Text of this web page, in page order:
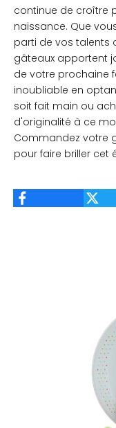
continue de croître
naissance. Que
parti de vos talents
gâteaux apportent
de votre prochaine
inoubliable en
soit fait main ou
d'originalité à ce
Commandez votre
pour faire briller cet